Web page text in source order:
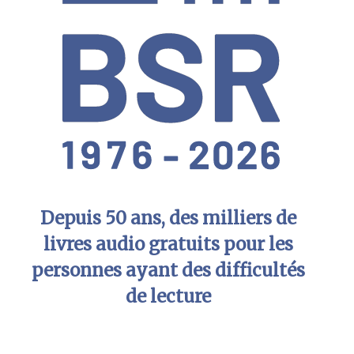
Depuis 50 ans, des milliers de
livres audio gratuits pour les
personnes ayant des difficultés
de lecture